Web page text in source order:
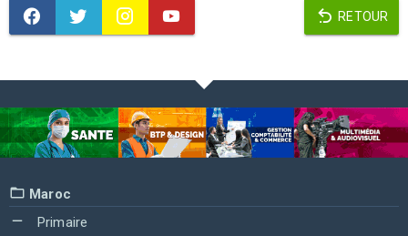
RETOUR
Maroc
Primaire